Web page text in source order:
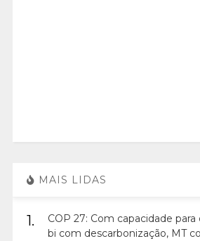
MAIS LIDAS
1.
COP 27: Com capacidade
bi com descarbonização, MT